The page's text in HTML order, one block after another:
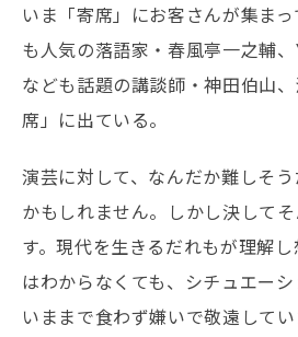
いま「寄席」にお客さんが集ま
も人気の落語家・春風亭一之輔
なども話題の講談師・神田伯山
席」に出ている。
演芸に対して、なんだか難しそ
かもしれません。しかし決して
す。現代を生きるだれもが理解
はわからなくても、シチュエーシ
いままで食わず嫌いで敬遠して